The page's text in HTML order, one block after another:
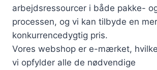
arbejdsressourcer i både pakke-
processen, og vi kan tilbyde en
konkurrencedygtig pris.
Vores webshop er e-mærket,
vi opfylder alle de nødvendige